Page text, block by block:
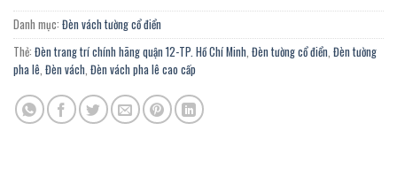
Danh mục: Đèn vách tường cổ điển
Thẻ: Đèn trang trí chính hãng quận 12-TP. Hồ Chí Minh, Đèn tường cổ điển, Đèn tường
pha lê, Đèn vách, Đèn vách pha lê cao cấp